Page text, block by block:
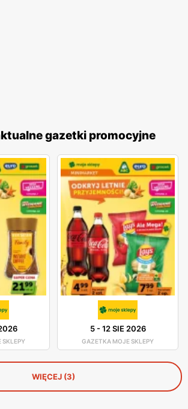
gazetki promocyjne
SKLEPY
5-12 SIE 2026
GAZETKA MOJE SKLEPY
WIĘCEJ (3)